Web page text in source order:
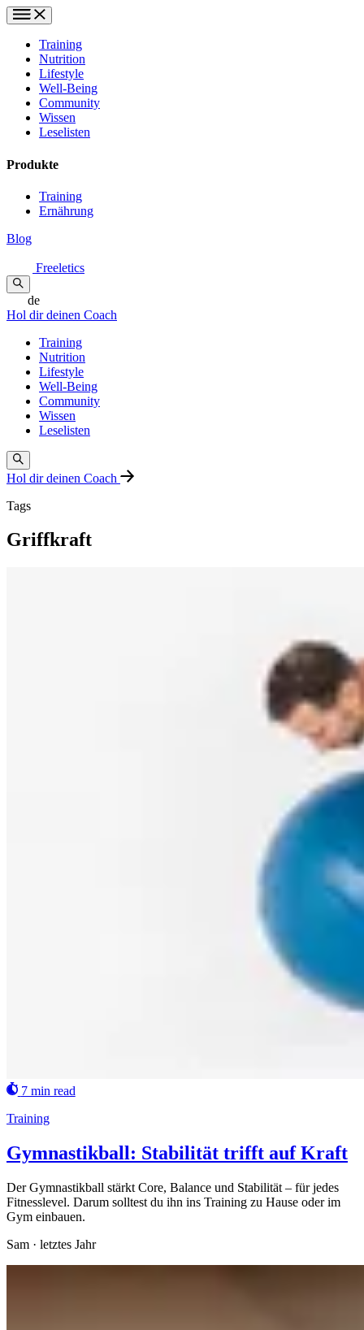
Training
Nutrition
Lifestyle
Well-Being
Community
Wissen
Leselisten
Produkte
Training
Ernährung
Blog
Freeletics
de
Hol dir deinen Coach
Training
Nutrition
Lifestyle
Well-Being
Community
Wissen
Leselisten
Hol dir deinen Coach
Tags
Griffkraft
7 min read
Training
Gymnastikball: Stabilität trifft auf Kraft
Der Gymnastikball stärkt Core, Balance und Stabilität – für jedes
Fitnesslevel. Darum solltest du ihn ins Training zu Hause oder im
Gym einbauen.
Sam · letztes Jahr